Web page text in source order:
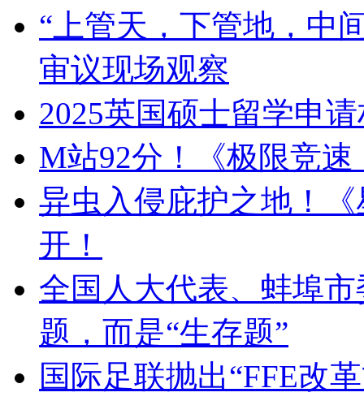
“上管天，下管地，中
审议现场观察
2025英国硕士留学申
M站92分！《极限竞
异虫入侵庇护之地！
开！
全国人大代表、蚌埠
题，而是“生存题”
国际足联抛出“FFE改